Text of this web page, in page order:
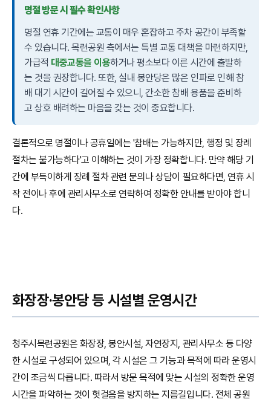
명절 방문 시 필수 확인사항
명절 연휴 기간에는 교통이 매우 혼잡하고 주차 공간이 부족할
수 있습니다. 목련공원 측에서는 특별 교통 대책을 마련하지만,
가급적 대중교통을 이용하거나 평소보다 이른 시간에 출발하
는 것을 권장합니다. 또한, 실내 봉안당은 많은 인파로 인해 참
배 대기 시간이 길어질 수 있으니, 간소한 참배 용품을 준비하
고 상호 배려하는 마음을 갖는 것이 중요합니다.
결론적으로 명절이나 공휴일에는 '참배는 가능하지만, 행정 및 장례
절차는 불가능하다'고 이해하는 것이 가장 정확합니다. 만약 해당 기
간에 부득이하게 장례 절차 관련 문의나 상담이 필요하다면, 연휴 시
작 전이나 후에 관리사무소로 연락하여 정확한 안내를 받아야 합니
다.
화장장·봉안당 등 시설별 운영시간
청주시목련공원은 화장장, 봉안시설, 자연장지, 관리사무소 등 다양
한 시설로 구성되어 있으며, 각 시설은 그 기능과 목적에 따라 운영시
간이 조금씩 다릅니다. 따라서 방문 목적에 맞는 시설의 정확한 운영
시간을 파악하는 것이 헛걸음을 방지하는 지름길입니다. 전체 공원